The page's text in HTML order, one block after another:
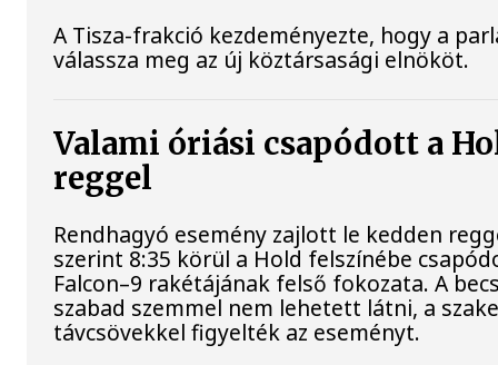
A Tisza-frakció kezdeményezte, hogy a
válassza meg az új köztársasági elnököt.
Valami óriási csapódott a
reggel
Rendhagyó esemény zajlott le kedden
szerint 8:35 körül a Hold felszínébe
Falcon–9 rakétájának felső fokozata. A
szabad szemmel nem lehetett látni, a
távcsövekkel figyelték az eseményt.